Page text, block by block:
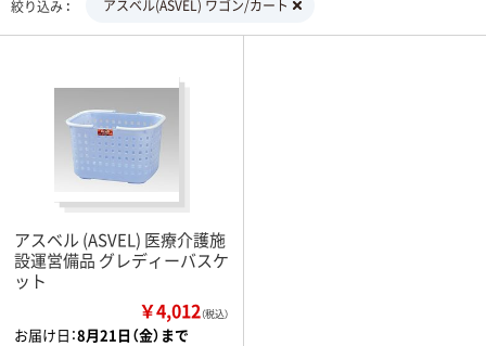
絞り込み アスベル(ASVEL) ワゴン/カート
アスベル (ASVEL) 医療介護施
設運営備品 グレディーバスケ
ット
￥4,012（税込）
お届け日：8月21日（金）まで